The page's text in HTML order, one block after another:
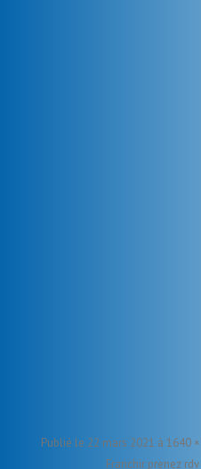
Publié le 22 mars 2021 à 1640
Franchir prenez